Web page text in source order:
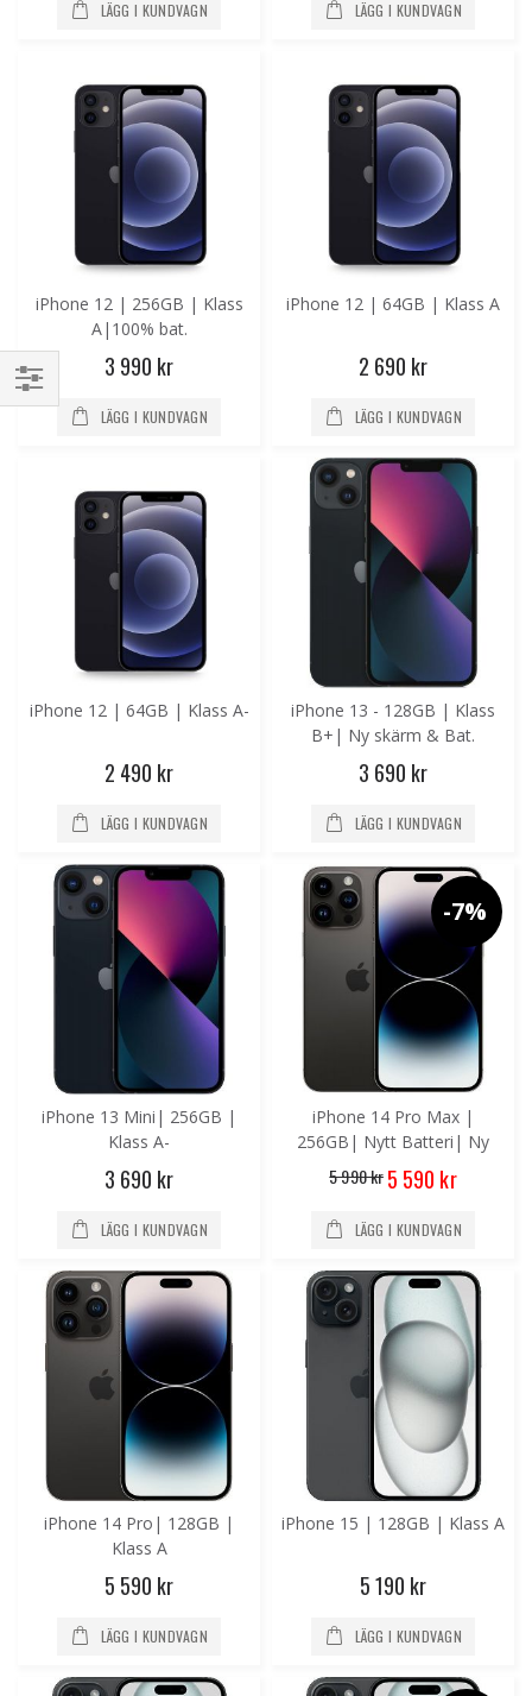
LÄGG I KUNDVAGN LÄGG I KUNDVAGN
iPhone 12 | 256GB | Klass
A|100% bat.
3 990 kr
LÄGG I KUNDVAGN
iPhone 12 | 64GB | Klass A
2 690 kr
LÄGG I KUNDVAGN
iPhone 12 | 64GB | Klass A-
2 490 kr
LÄGG I KUNDVAGN
iPhone 13 - 128GB | Klass
B+| Ny skärm & Bat.
3 690 kr
LÄGG I KUNDVAGN
iPhone 13 Mini| 256GB |
Klass A-
3 690 kr
LÄGG I KUNDVAGN
-7%
iPhone 14 Pro Max |
256GB| Nytt Batteri| Ny
skärm
5 990 kr Special
Price
5 590 kr
LÄGG I KUNDVAGN
iPhone 14 Pro| 128GB |
Klass A
5 590 kr
LÄGG I KUNDVAGN
iPhone 15 | 128GB | Klass A
5 190 kr
LÄGG I KUNDVAGN
Handla